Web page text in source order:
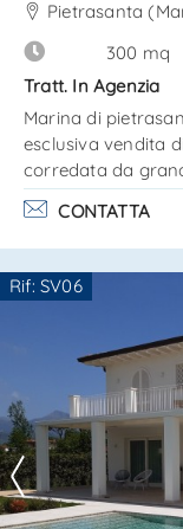
Pietrasanta
300 mq
Tratt. In Agenzia
Marina di
esclusiva vendita
corredata da grande giardino
L'ampio giardino di mq.
spazi attrezzati
piscina grazie ad
attrezzata. La
come segue:ingresso al piano mezzano con
soggiorno, cucina
retrostant. . .
CONTATTA
Rif: SV06